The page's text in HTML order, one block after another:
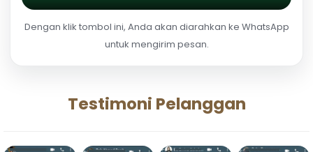
Dengan klik tombol ini, Anda akan diarahkan ke WhatsApp
untuk mengirim pesan.
Testimoni Pelanggan